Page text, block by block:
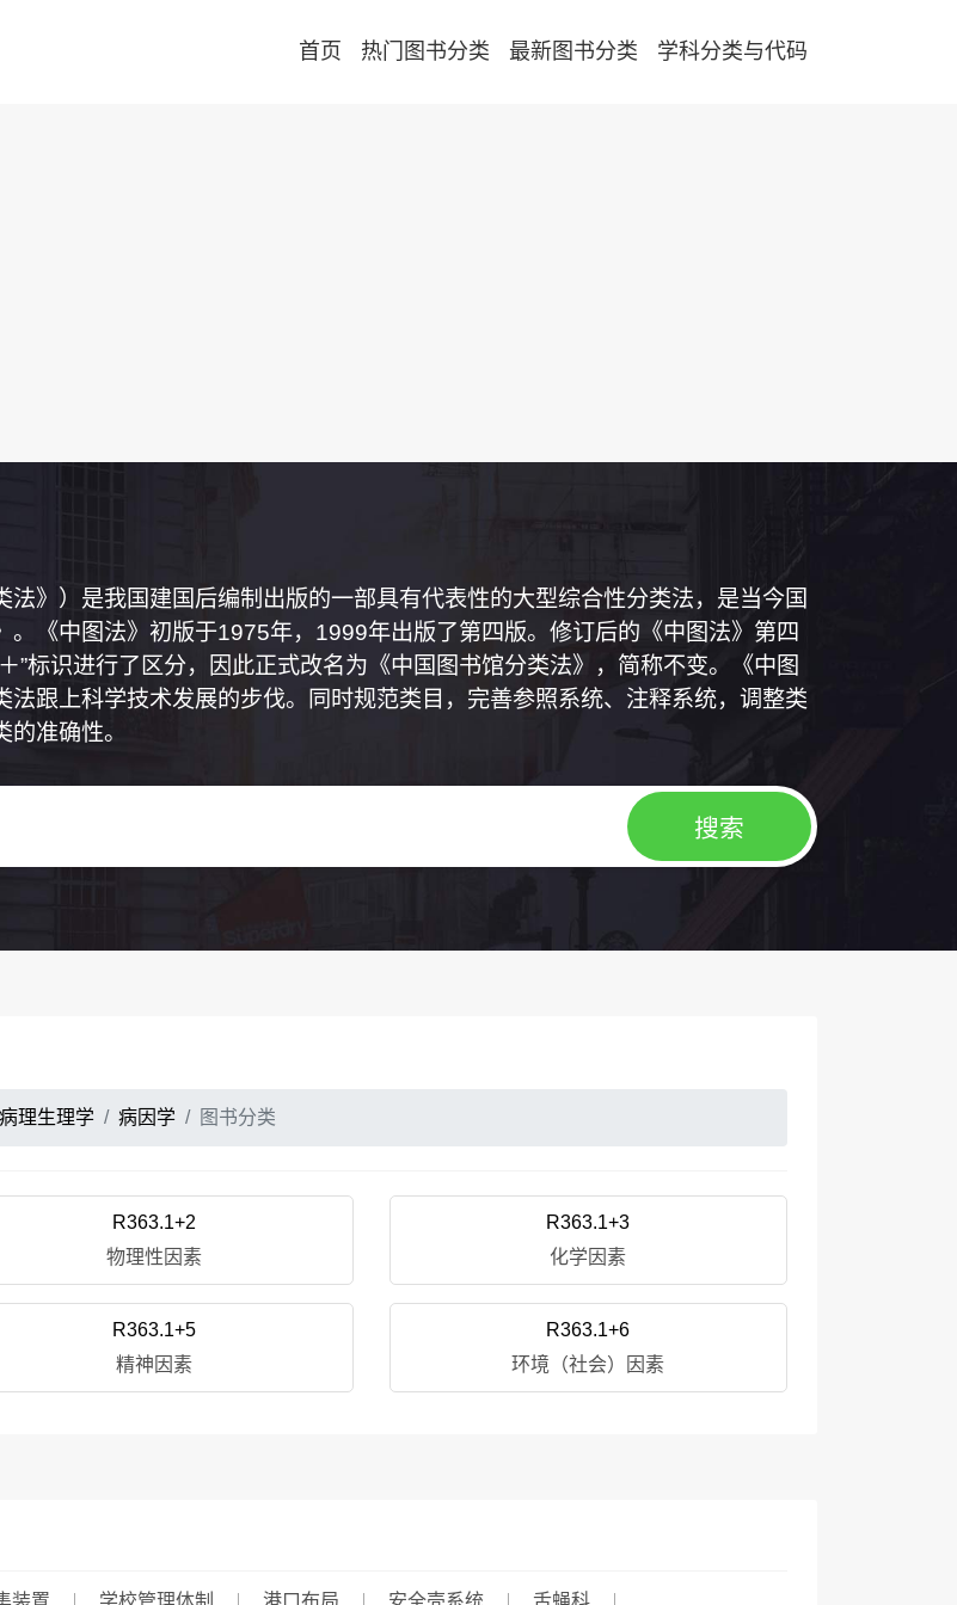
首页 热门图书分类 最新图书分类 学科分类与代码
法》）是我国建国后编制出版的一部具有代表性的大型综合性分类法，是当今国
《中图法》初版于1975年，1999年出版了第四版。修订后的《中图法》第四
”标识进行了区分，因此正式改名为《中国图书馆分类法》，简称不变。《中图
跟上科学技术发展的步伐。同时规范类目，完善参照系统、注释系统，调整类
准确性。
病理生理学 病因学 图书分类
R363.1+2
物理性因素
R363.1+3
化学因素
R363.1+5
精神因素
R363.1+6
环境（社会）因素
装置 学校管理体制 港口布局 安全壳系统 舌蝇科